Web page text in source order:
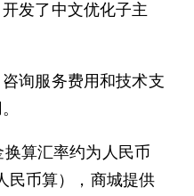
发了中文优化子主
询服务费用和技术支
算汇率约为人民币
民币算），商城提供